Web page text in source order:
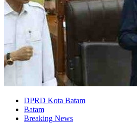
DPRD Kota Batam
Batam
Breaking News